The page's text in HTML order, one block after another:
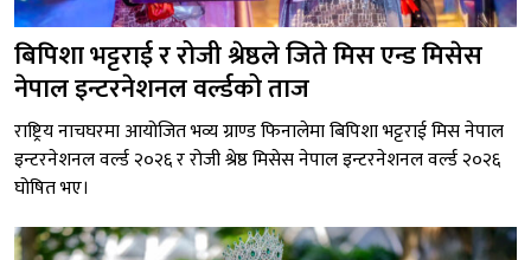
बिपिशा भट्टराई र रोजी श्रेष्ठले जिते मिस एन्ड मिसेस
नेपाल इन्टरनेशनल वर्ल्डको ताज
राष्ट्रिय नाचघरमा आयोजित भव्य ग्राण्ड फिनालेमा बिपिशा भट्टराई मिस नेपाल
इन्टरनेशनल वर्ल्ड २०२६ र रोजी श्रेष्ठ मिसेस नेपाल इन्टरनेशनल वर्ल्ड २०२६
घोषित भए।